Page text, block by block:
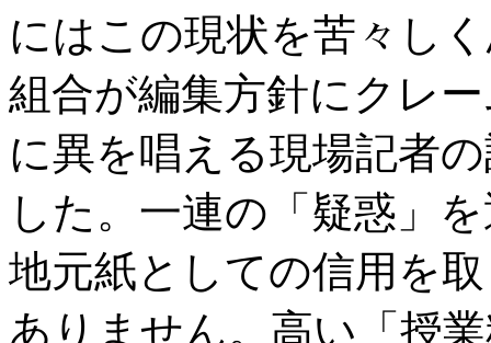
にはこの現状を苦々し
組合が編集方針にクレ
に異を唱える現場記者
した。一連の「疑惑」
地元紙としての信用を
ありません。高い「授